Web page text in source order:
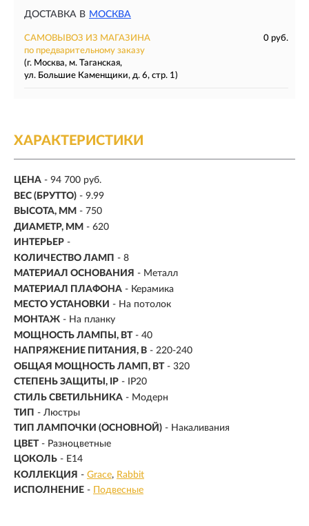
ДОСТАВКА В МОСКВА
САМОВЫВОЗ ИЗ МАГАЗИНА
0 руб.
по предварительному заказу
(г. Москва, м. Таганская,
ул. Большие Каменщики, д. 6, стр. 1)
ХАРАКТЕРИСТИКИ
ЦЕНА - 94 700 руб.
ВЕС (БРУТТО) - 9.99
ВЫСОТА, ММ - 750
ДИАМЕТР, ММ - 620
ИНТЕРЬЕР -
КОЛИЧЕСТВО ЛАМП - 8
МАТЕРИАЛ ОСНОВАНИЯ - Металл
МАТЕРИАЛ ПЛАФОНА - Керамика
МЕСТО УСТАНОВКИ - На потолок
МОНТАЖ - На планку
МОЩНОСТЬ ЛАМПЫ, ВТ - 40
НАПРЯЖЕНИЕ ПИТАНИЯ, В - 220-240
ОБЩАЯ МОЩНОСТЬ ЛАМП, ВТ - 320
СТЕПЕНЬ ЗАЩИТЫ, IP - IP20
СТИЛЬ СВЕТИЛЬНИКА - Модерн
ТИП - Люстры
ТИП ЛАМПОЧКИ (ОСНОВНОЙ) - Накаливания
ЦВЕТ - Разноцветные
ЦОКОЛЬ - E14
КОЛЛЕКЦИЯ - Grace
Rabbit
ИСПОЛНЕНИЕ - Подвесные